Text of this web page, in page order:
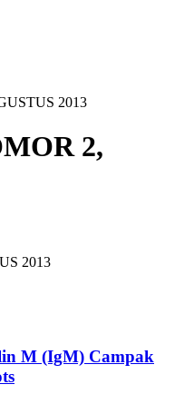
2013
2,
2013
M (IgM) Campak